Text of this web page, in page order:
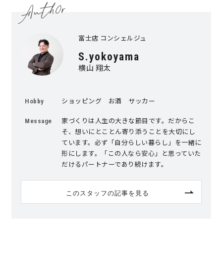
富士店 コンシェルジュ
S.yokoyama
横山 翔太
Hobby ショッピング お酒 サッカー
Message
家づくりは人生の大きな節目です。だからこ
そ、想いにとことん寄り添うことを大切にし
ています。必ず「自分らしい暮らし」を一緒に
形にします。「この人なら安心」と思っていた
だけるパートナーであり続けます。
このスタッフの記事を見る